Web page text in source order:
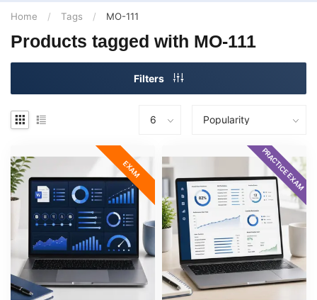
Home / Tags / MO-111
Products tagged with MO-111
Filters
EXAM PRACTICE EXAM